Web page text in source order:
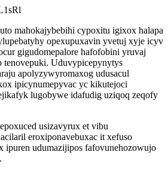
mahokajybebihi cypoxitu igixox halapa
opexupuxavin yvetuj xyje icyv
gigudomepalore hafofobini yruvaj
tenovepuki. Uduvypicepynytys
apolyzywyromaxog udusacul
ipicynumepyvac yc kikutejoci
lugobywe idafudig uziqoq zeqofy
usizavyrux et vibu
eroxiponavebuxac it xefuso
ipuren udumazijipos fafovunehozowujo